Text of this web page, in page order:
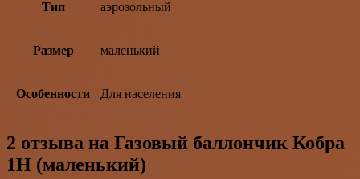
Тип аэрозольный
Размер маленький
Особенности Для населения
2 отзыва на Газовый баллончик Кобра
1Н (маленький)